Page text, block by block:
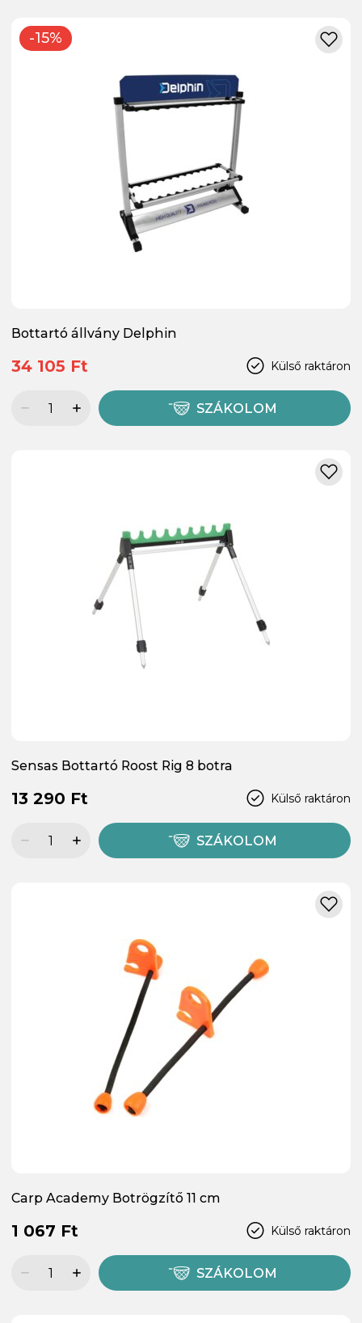
-15%
Bottartó állvány Delphin
Külső raktáron
34 105 Ft
SZÁKOLOM
Sensas Bottartó Roost Rig 8 botra
Külső raktáron
13 290 Ft
SZÁKOLOM
Carp Academy Botrögzítő 11 cm
Külső raktáron
1 067 Ft
SZÁKOLOM